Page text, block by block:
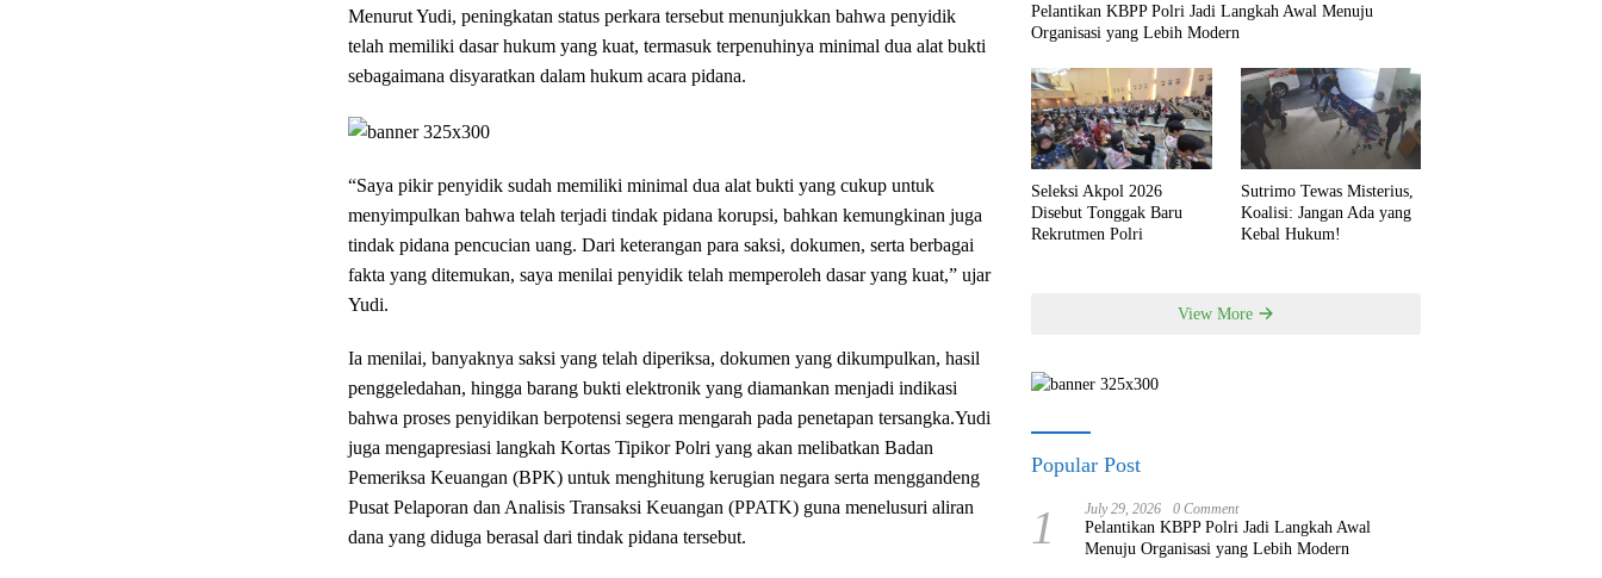
Menurut Yudi, peningkatan status perkara tersebut menunjukkan bahwa penyidik
telah memiliki dasar hukum yang kuat, termasuk terpenuhinya minimal dua alat bukti
sebagaimana disyaratkan dalam hukum acara pidana.
“Saya pikir penyidik sudah memiliki minimal dua alat bukti yang cukup untuk
menyimpulkan bahwa telah terjadi tindak pidana korupsi, bahkan kemungkinan juga
tindak pidana pencucian uang. Dari keterangan para saksi, dokumen, serta berbagai
fakta yang ditemukan, saya menilai penyidik telah memperoleh dasar yang kuat,” ujar
Yudi.
Ia menilai, banyaknya saksi yang telah diperiksa, dokumen yang dikumpulkan, hasil
penggeledahan, hingga barang bukti elektronik yang diamankan menjadi indikasi
bahwa proses penyidikan berpotensi segera mengarah pada penetapan tersangka.Yudi
juga mengapresiasi langkah Kortas Tipikor Polri yang akan melibatkan Badan
Pemeriksa Keuangan (BPK) untuk menghitung kerugian negara serta menggandeng
Pusat Pelaporan dan Analisis Transaksi Keuangan (PPATK) guna menelusuri aliran
dana yang diduga berasal dari tindak pidana tersebut.
Pelantikan KBPP Polri Jadi Langkah Awal Menuju
Organisasi yang Lebih Modern
Seleksi Akpol 2026
Disebut Tonggak Baru
Rekrutmen Polri
Sutrimo Tewas Misterius,
Koalisi: Jangan Ada yang
Kebal Hukum!
View More
Popular Post
1 July 29, 2026 0 Comment
Pelantikan KBPP Polri Jadi Langkah Awal
Menuju Organisasi yang Lebih Modern